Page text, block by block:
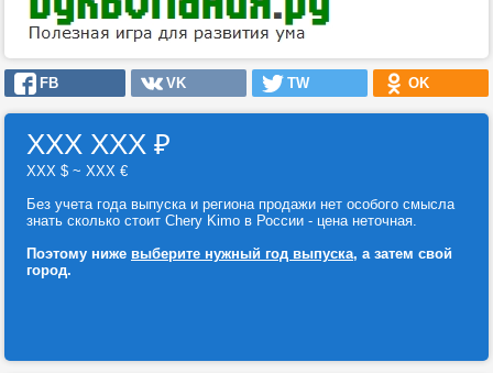
FB VK TW OK
ХХХ ХХХ ₽
ХХХ $ ~ ХХХ €
Без учета года выпуска и региона продажи нет особого смысла
знать сколько стоит Chery Kimo в России - цена неточная.
Поэтому ниже выберите нужный год выпуска, а затем свой
город.